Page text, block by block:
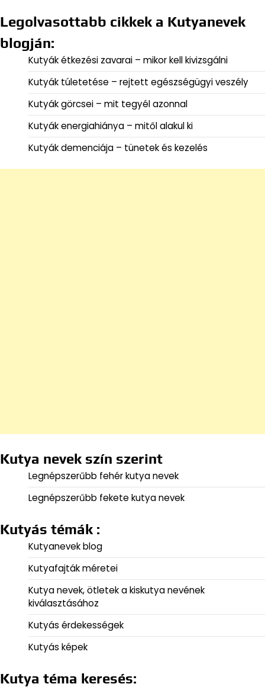
Legolvasottabb cikkek a Kutyanevek
blogján:
Kutyák étkezési zavarai – mikor kell kivizsgálni
Kutyák túletetése – rejtett egészségügyi veszély
Kutyák görcsei – mit tegyél azonnal
Kutyák energiahiánya – mitől alakul ki
Kutyák demenciája – tünetek és kezelés
Kutya nevek szín szerint
Legnépszerűbb fehér kutya nevek
Legnépszerűbb fekete kutya nevek
Kutyás témák :
Kutyanevek blog
Kutyafajták méretei
Kutya nevek, ötletek a kiskutya nevének
kiválasztásához
Kutyás érdekességek
Kutyás képek
Kutya téma keresés: